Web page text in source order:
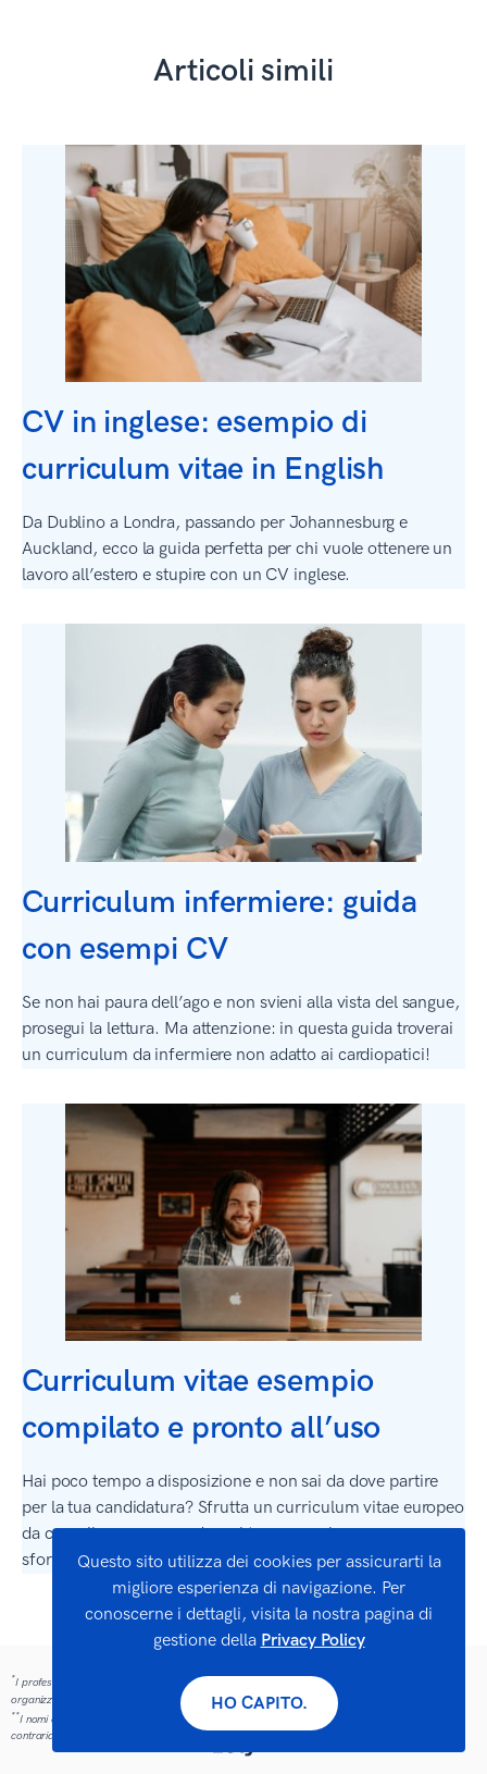
Articoli simili
CV in inglese: esempio di
curriculum vitae in English
Da Dublino a Londra, passando per Johannesburg e
Auckland, ecco la guida perfetta per chi vuole ottenere un
lavoro all’estero e stupire con un CV inglese.
Curriculum infermiere: guida
con esempi CV
Se non hai paura dell’ago e non svieni alla vista del sangue,
prosegui la lettura. Ma attenzione: in questa guida troverai
un curriculum da infermiere non adatto ai cardiopatici!
Curriculum vitae esempio
compilato e pronto all’uso
Hai poco tempo a disposizione e non sai da dove partire
per la tua candidatura? Sfrutta un curriculum vitae europeo
da compilare per approdare al tuo nuovo lavoro senza
sforzi!
*I professionisti che hanno utilizzato i nostri strumenti erano precedentemente impiegati in queste
organizzazioni.
**I nomi e i loghi delle società citate sono tutti marchi dei rispettivi proprietari. Salvo indicazione
contraria, tali riferimenti non implicano alcuna affiliazione o associazione con Zety.
Questo sito utilizza dei cookies per assicurarti la
migliore esperienza di navigazione. Per
conoscerne i dettagli, visita la nostra pagina di
gestione della Privacy Policy
HO CAPITO.